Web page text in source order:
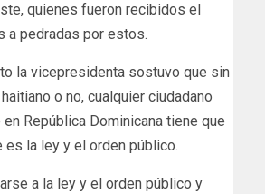
quienes fueron recibidos el
a pedradas por estos.
la vicepresidenta sostuvo que sin
o no, cualquier ciudadano
República Dominicana tiene que
es la ley y el orden público.
a la ley y el orden público y